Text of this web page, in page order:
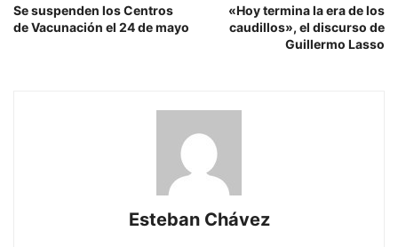
Se suspenden los Centros
de Vacunación el 24 de mayo
«Hoy termina la era de los
caudillos», el discurso de
Guillermo Lasso
Esteban Chávez